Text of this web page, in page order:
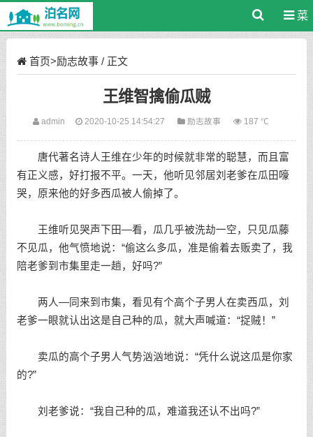
菜
首页>励志故事/ 正文
王维智擒偷瓜贼
admin 2020-10-25 14:54:27 励志故事 187 ℃
唐代著名诗人王维在少年的时候就非常的聪慧，而且富
有正义感，好打报不平。一天，他听见邻居刘老爹在瓜田嚎
哭，原来他的好多西瓜被人偷掉了。
王维听见哭声下田—看，瓜几乎被洗劫一空，只见瓜藤
不见瓜，他气愤地说：“偷这么多瓜，准是偷着去贩卖了，我
陪老爹到市集里走一趟，好吗?”
两人—同来到市集，看见有个高个子男人在卖西瓜，刘
老爹一眼就认出这是自己种的瓜，就大声喊道：“捉贼！”
卖瓜的高个子男人气势汹汹地说：“凭什么说这瓜是你家
的?”
刘老爹说：“我自己种的瓜，难道我还认不出吗?”